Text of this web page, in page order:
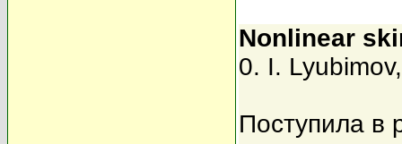
Nonlinear
0. I. Lyubimov
Поступила в